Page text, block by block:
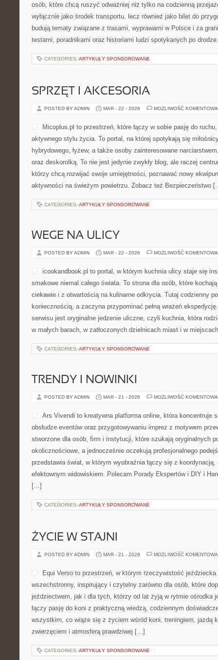
osób, które chcą ruszyć odważniej niż tylko na codzienną
wyłącznie jako środek transportu, lecz również jako bilet do
budują tematy związane z trasami, wyprawami w Polsce i za
testami, poradnikami oraz historiami ludzi spotykanych po
CATEGORIES: ARTYKUŁY SPONSOROWANE
SPRZĘT I AKCESORIA
POSTED BY ADMIN MAR - 22 - 2026 MOŻLIWOŚĆ
Micoplus.pl to przestrzeń, które łączy w sobie pasję do
aktywnego stylu życia. To portal, na której spotykają się
hybrydowego, łyżew, a także osoby zainteresowane
oraz deskorolką. To nie jest jedynie zwykły blog, ale raczej
którzy chcą rozwijać swoje umiejętności, poznawać nowy
aktywności na świeżym powietrzu. Zobacz też Bezpieczeństwo
CATEGORIES: ARTYKUŁY SPONSOROWANE
WEGE NA ULICY
POSTED BY ADMIN MAR - 22 - 2026 MOŻLIWOŚĆ
icookandbook.pl to portal, w którym kuchnia ulicy staje się
smakowe niemal całego świata. To strona dla osób, które
ciekawie i z otwartością na kulinarne odkrycia. Tutaj codzienny
koniecznością, a zaczyna przypominać pełną wrażeń
serwisu jest oryginalne jedzenie uliczne, czyli kuchnia, która
w małych barach, w zatłoczonych dzielnicach miast i w
CATEGORIES: ARTYKUŁY SPONSOROWANE
TRENDY I NOWINKI
POSTED BY ADMIN MAR - 21 - 2026 MOŻLIWOŚĆ
Ars Vivendi to kreatywna platforma online, która koncentruje
obsłudze eventów oraz przygotowywaniu imprez z motywem
stworzone dla osób, firm i instytucji, które szukają oryginalnych
okolicznościowe, a jednocześnie oczekują profesjonalnego
przedstawia świat, w którym wyobraźnia łączy się z
efektownym widowiskiem. Polecam Porady Ekspertów i DIY i
[…]
CATEGORIES: ARTYKUŁY SPONSOROWANE
ŻYCIE W STAJNI
POSTED BY ADMIN MAR - 21 - 2026 MOŻLIWOŚĆ
Equi Verso to przestrzeń, w którym rzeczywistość
wszechstronny, inspirujący i czytelny zarówno dla osób, które
jeździectwem, jak i dla tych, którzy od lat żyją w rytmie ośrodka
łączy pasję do koni z praktyczną wiedzą, codziennym
wszystkim, co wiąże się z życiem wśród koni, treningiem, jazdą
zwierzęciem i atmosferą prawdziwej […]
CATEGORIES: ARTYKUŁY SPONSOROWANE